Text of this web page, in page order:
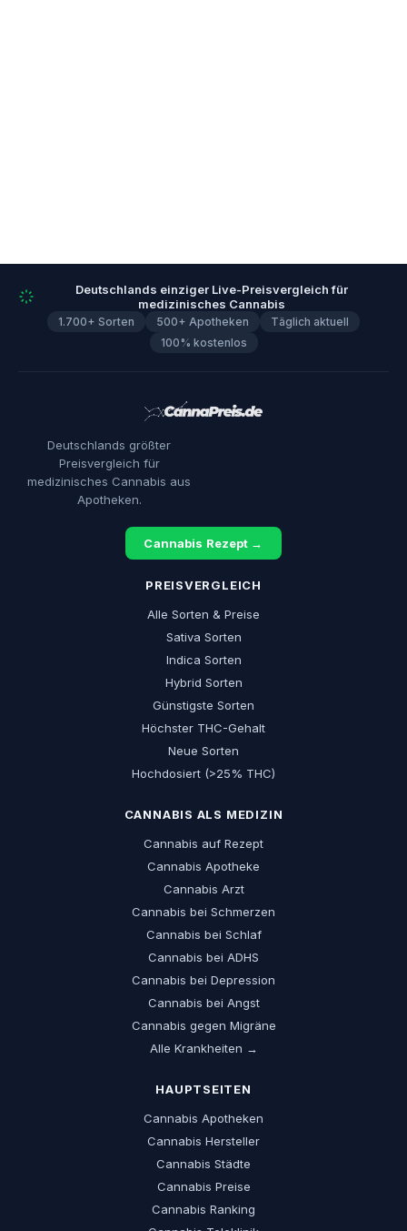
Deutschlands einziger Live-Preisvergleich für
medizinisches Cannabis
1.700+ Sorten 500+ Apotheken
Täglich aktuell
100% kostenlos
Deutschlands größter
Preisvergleich für
medizinisches Cannabis aus
Apotheken.
Cannabis Rezept →
PREISVERGLEICH
Alle Sorten & Preise
Sativa Sorten
Indica Sorten
Hybrid Sorten
Günstigste Sorten
Höchster THC-Gehalt
Neue Sorten
Hochdosiert (>25% THC)
CANNABIS ALS MEDIZIN
Cannabis auf Rezept
Cannabis Apotheke
Cannabis Arzt
Cannabis bei Schmerzen
Cannabis bei Schlaf
Cannabis bei ADHS
Cannabis bei Depression
Cannabis bei Angst
Cannabis gegen Migräne
Alle Krankheiten →
HAUPTSEITEN
Cannabis Apotheken
Cannabis Hersteller
Cannabis Städte
Cannabis Preise
Cannabis Ranking